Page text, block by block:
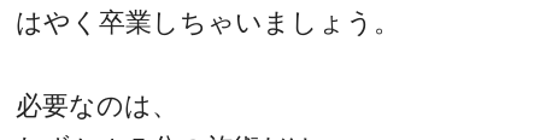
はやく卒業しちゃいましょう。
必要なのは、